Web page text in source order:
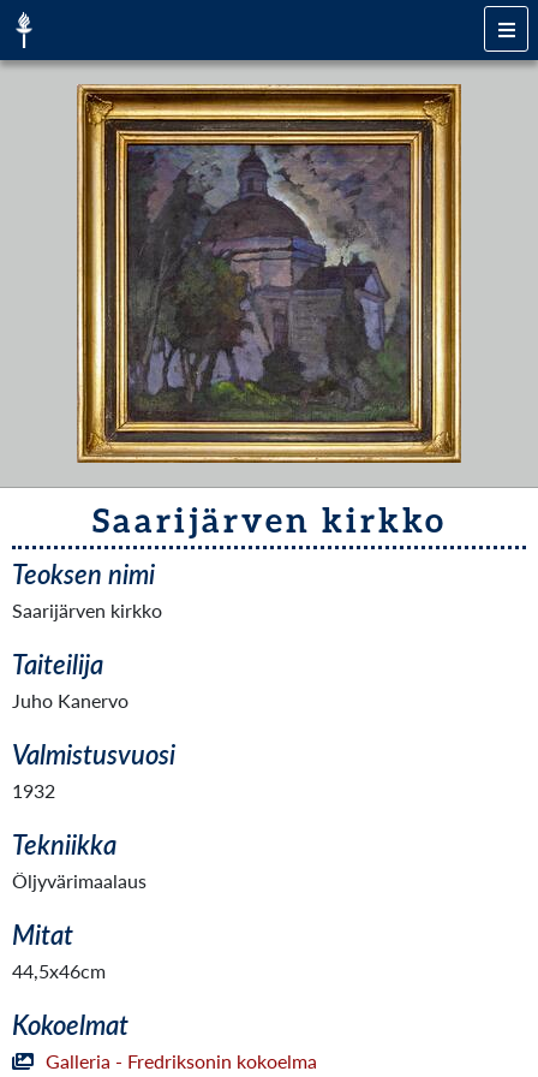
Saarijärven kirkko
Teoksen nimi
Saarijärven kirkko
Taiteilija
Juho Kanervo
Valmistusvuosi
1932
Tekniikka
Öljyvärimaalaus
Mitat
44,5x46cm
Kokoelmat
Galleria - Fredriksonin kokoelma